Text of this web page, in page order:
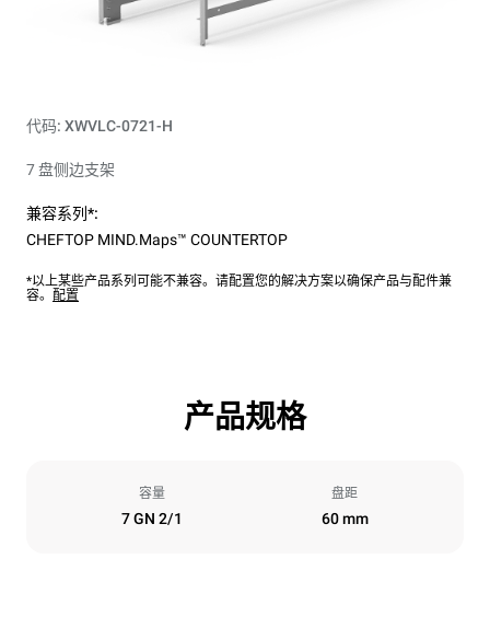
代码: XWVLC-0721-H
7 盘侧边支架
兼容系列*:
CHEFTOP MIND.Maps™ COUNTERTOP
*以上某些产品系列可能不兼容。请配置您的解决方案以确保产品与配件兼
容。 配置
产品规格
容量
7 GN 2/1
盘距
60 mm